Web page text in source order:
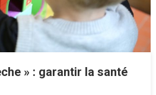
» : garantir la santé